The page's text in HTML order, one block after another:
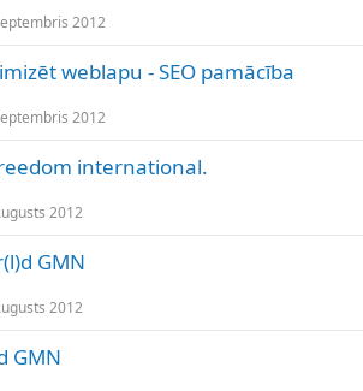
2012
weblapu - SEO pamācība
2012
international.
2012
GMN
2012
GMN